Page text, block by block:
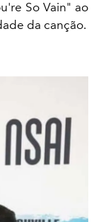
So Vain" ao
da canção.